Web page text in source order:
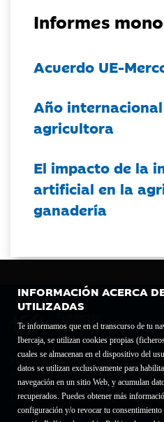
INFORMACIÓN ACERCA
UTILIZADAS
Te informamos que en el transcurso de tu
Ibercaja, se utilizan cookies propias
cuales se almacenan en el dispositivo del
datos se utilizan exclusivamente para
navegación en un sitio Web, y acumulan
recuperados. Puedes obtener más
configuración y/o revocar tu
Informes
Acuerdo UE-
Año
agricultora
El impacto de la
artificial en la
ganadería
Fundación Bancaria Ibercaja C.I.F. G-
Inscrita en el Registro de Fundaciones del
1689.
Domicilio social: Joaquín Costa, 13. 50001